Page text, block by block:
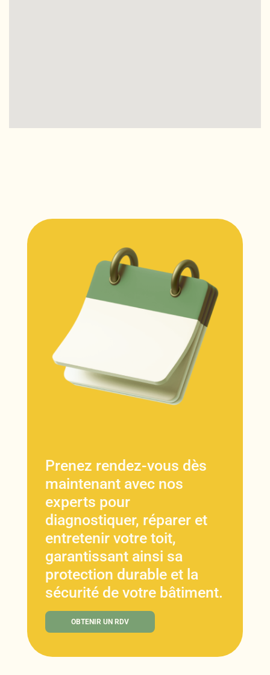
Prenez rendez-vous dès
maintenant avec nos
experts pour
diagnostiquer, réparer et
entretenir votre toit,
garantissant ainsi sa
protection durable et la
sécurité de votre bâtiment.
OBTENIR UN RDV